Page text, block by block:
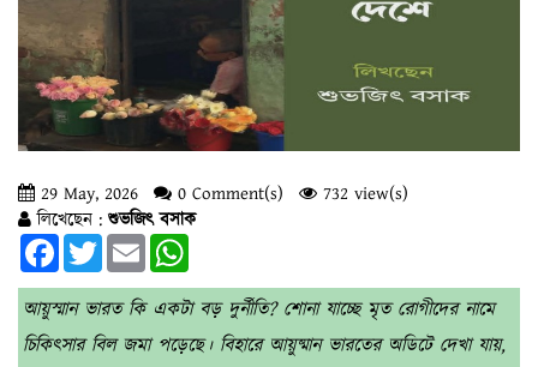
29 May, 2026 0 Comment(s)
732 view(s)
লিখেছেন :শুভজিৎ বসাক
FacebookTwitterEmail
আয়ুস্মান ভারত কি একটা বড় দুর্নীতি? শোনা যাচ্ছে মৃত রোগীদের নামে
চিকিৎসার বিল জমা পড়েছে। বিহারে আয়ুষ্মান ভারতের অডিটে দেখা যায়,